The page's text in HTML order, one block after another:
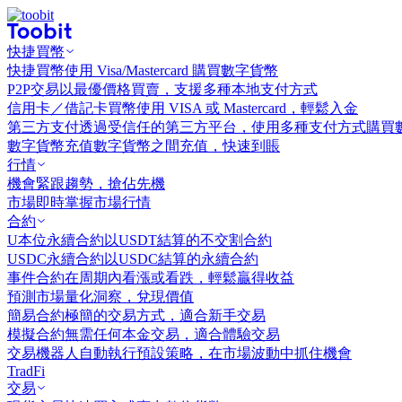
快捷買幣
快捷買幣使用 Visa/Mastercard 購買數字貨幣
P2P交易 以最優價格買賣，支援多種本地支付方式
信用卡／借記卡買幣使用 VISA 或 Mastercard，輕鬆入金
第三方支付透過受信任的第三方平台，使用多種支付方式購買
數字貨幣充值數字貨幣之間充值，快速到賬
行情
機會緊跟趨勢，搶佔先機
市場即時掌握市場行情
合約
U本位永續合約 以USDT結算的不交割合約
USDC永續合約 以USDC結算的永續合約
事件合約在周期內看漲或看跌，輕鬆贏得收益
預測市場量化洞察，兌現價值
簡易合約極簡的交易方式，適合新手交易
模擬合約無需任何本金交易，適合體驗交易
交易機器人 自動執行預設策略，在市場波動中抓住機會
TradFi
交易